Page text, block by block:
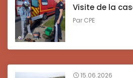
Visite de la
Par CPE
15.06.2026